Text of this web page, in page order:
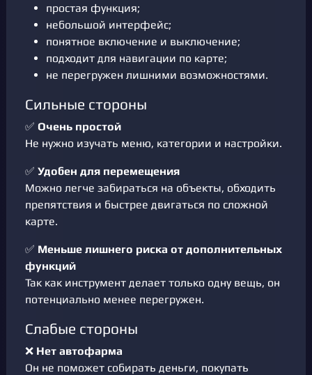
простая функция;
небольшой интерфейс;
понятное включение и выключение;
подходит для навигации по карте;
не перегружен лишними возможностями.
Сильные стороны
✅ Очень простой
Не нужно изучать меню, категории и настройки.
✅ Удобен для перемещения
Можно легче забираться на объекты, обходить
препятствия и быстрее двигаться по сложной
карте.
✅ Меньше лишнего риска от дополнительных
функций
Так как инструмент делает только одну вещь, он
потенциально менее перегружен.
Слабые стороны
❌ Нет автофарма
Он не поможет собирать деньги, покупать